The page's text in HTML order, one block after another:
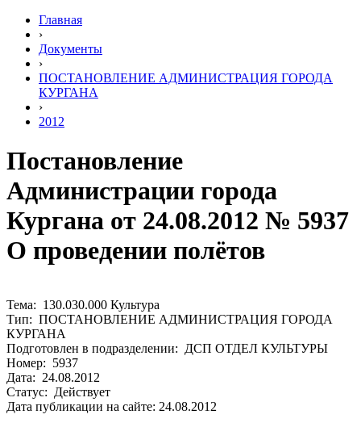
Главная
›
Документы
›
ПОСТАНОВЛЕНИЕ АДМИНИСТРАЦИЯ ГОРОДА
КУРГАНА
›
2012
Постановление
Администрации города
Кургана от 24.08.2012 № 5937
О проведении полётов
Тема: 130.030.000 Культура
Тип: ПОСТАНОВЛЕНИЕ АДМИНИСТРАЦИЯ ГОРОДА
КУРГАНА
Подготовлен в подразделении: ДСП ОТДЕЛ КУЛЬТУРЫ
Номер: 5937
Дата: 24.08.2012
Статус: Действует
Дата публикации на сайте: 24.08.2012